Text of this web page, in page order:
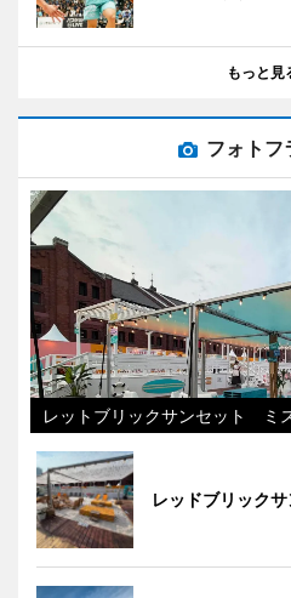
もっと見
フォトフ
レットブリックサンセット ミ
レッドブリック